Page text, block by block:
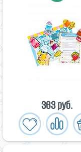
363 руб.